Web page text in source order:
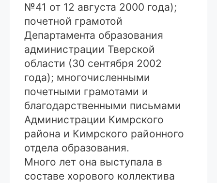
№41 от 12 августа 2000 года);
почетной грамотой
Департамента образования
администрации Тверской
области (30 сентября 2002
года); многочисленными
почетными грамотами и
благодарственными письмами
Администрации Кимрского
района и Кимрского районного
отдела образования.
Много лет она выступала в
составе хорового коллектива